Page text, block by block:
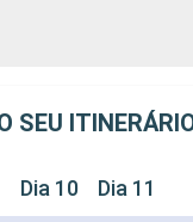
SEU
Dia 10 Dia 11